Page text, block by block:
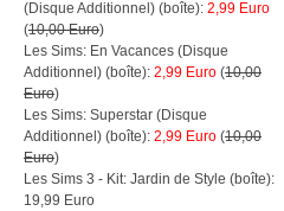
(Disque Additionnel) (boîte): 2,99 Euro
(10,00 Euro)
Les Sims: En Vacances (Disque
Additionnel) (boîte): 2,99 Euro (10,00
Euro)
Les Sims: Superstar (Disque
Additionnel) (boîte): 2,99 Euro (10,00
Euro)
Les Sims 3 - Kit: Jardin de Style (boîte):
19,99 Euro